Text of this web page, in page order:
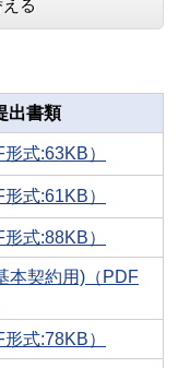
る
出書類
式:63KB）
式:61KB）
式:88KB）
本契約用)（PDF
式:78KB）